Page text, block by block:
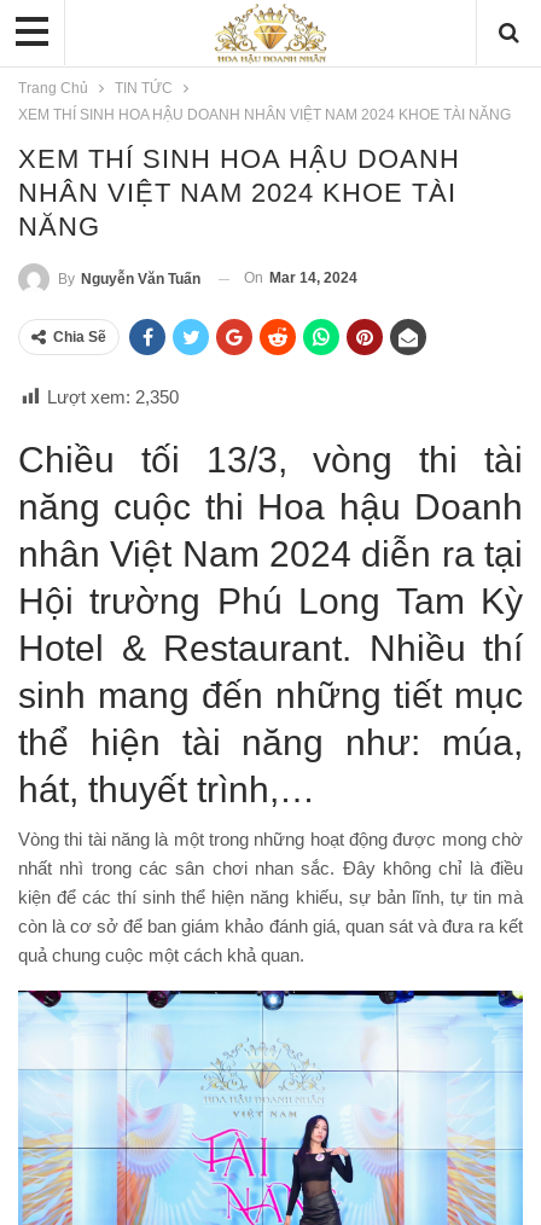
Trang Chủ
TIN TỨC
XEM THÍ SINH HOA HẬU DOANH NHÂN VIỆT NAM 2024 KHOE TÀI NĂNG
XEM THÍ SINH HOA HẬU DOANH
NHÂN VIỆT NAM 2024 KHOE TÀI
NĂNG
By Nguyễn Văn Tuấn On Mar 14, 2024
Chia Sẽ
Lượt xem: 2,350
Chiều tối 13/3, vòng thi tài
năng cuộc thi Hoa hậu Doanh
nhân Việt Nam 2024 diễn ra tại
Hội trường Phú Long Tam Kỳ
Hotel & Restaurant. Nhiều thí
sinh mang đến những tiết mục
thể hiện tài năng như: múa,
hát, thuyết trình,…
Vòng thi tài năng là một trong những hoạt động được mong chờ
nhất nhì trong các sân chơi nhan sắc. Đây không chỉ là điều
kiện để các thí sinh thể hiện năng khiếu, sự bản lĩnh, tự tin mà
còn là cơ sở để ban giám khảo đánh giá, quan sát và đưa ra kết
quả chung cuộc một cách khả quan.